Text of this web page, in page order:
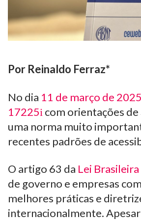
Por Reinaldo Ferraz*
No dia 11 de março de 2025
17225 com orientações
uma norma muito
recentes padrões de
O artigo 63 da Lei
de governo e empresas
melhores práticas e
internacionalmente.